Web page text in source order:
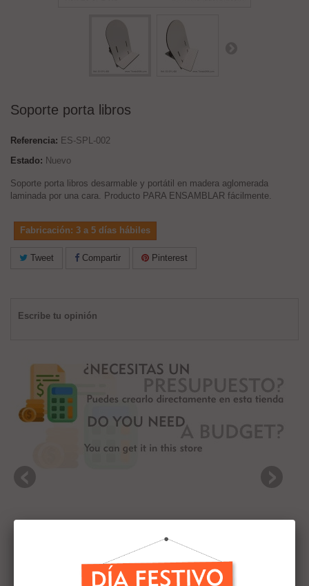
Soporte porta libros
Referencia: ES-SPL-002
Estado: Nuevo
Soporte porta libros desarmable y portátil en madera aglomerada
laminada por una cara. Producto PARA ENSAMBLAR fácilmente.
Fabricación: 3 a 5 días hábiles
Tweet Compartir Pinterest
Escribe tu opinión